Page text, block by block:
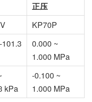
正压
KP70P
0.000 ~
1.000 MPa
kPa
-0.100 ~
1.000 MPa